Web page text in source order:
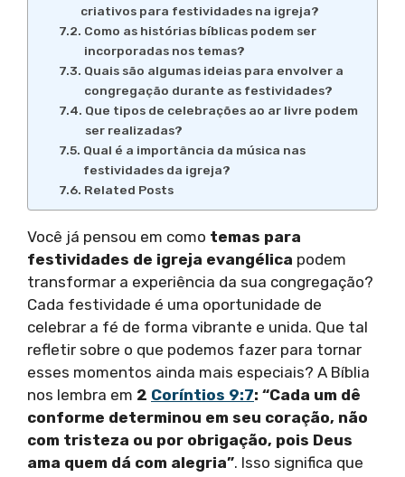
criativos para festividades na igreja?
Como as histórias bíblicas podem ser
incorporadas nos temas?
Quais são algumas ideias para envolver a
congregação durante as festividades?
Que tipos de celebrações ao ar livre podem
ser realizadas?
Qual é a importância da música nas
festividades da igreja?
Related Posts
Você já pensou em como temas para
festividades de igreja evangélica podem
transformar a experiência da sua congregação?
Cada festividade é uma oportunidade de
celebrar a fé de forma vibrante e unida. Que tal
refletir sobre o que podemos fazer para tornar
esses momentos ainda mais especiais? A Bíblia
nos lembra em 2 Coríntios 9:7: “Cada um dê
conforme determinou em seu coração, não
com tristeza ou por obrigação, pois Deus
ama quem dá com alegria”. Isso significa que